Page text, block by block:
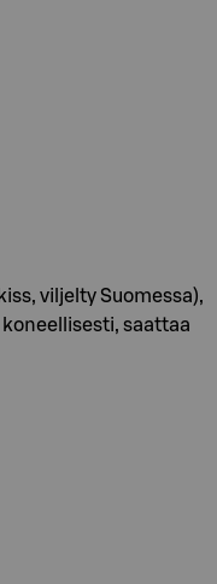
viljelty Suomessa),
saattaa